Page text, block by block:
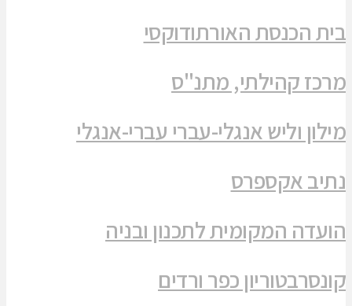
בית הכנסת האורתודוקסי
מרכז קהילתי, מתנ"ס
מילון וליש אנגלי-עברי עברי-אנגלי
נתיב אקספרס
הועדה המקומית לתכנון ובניה
קונסרבטוריון כפר ורדים